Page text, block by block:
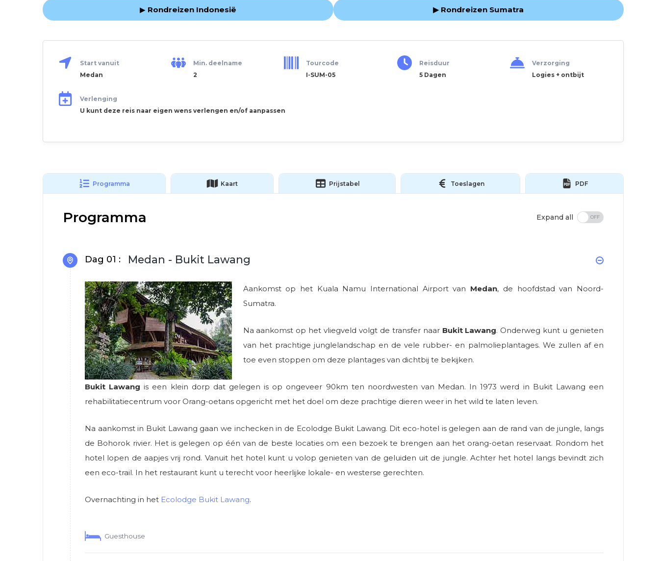
▶ Rondreizen Indonesië ▶ Rondreizen Sumatra
Start vanuit
Medan
Min. deelname
2
Tourcode
I-SUM-05
Reisduur
5 Dagen
Verzorging
Logies + ontbijt
Verlenging
U kunt deze reis naar eigen wens verlengen en/of aanpassen
Programma Kaart Prijstabel Toeslagen PDF
Programma Expand all
Dag 01 : Medan - Bukit Lawang
Aankomst op het Kuala Namu International Airport van Medan, de hoofdstad van Noord-
Sumatra.
Na aankomst op het vliegveld volgt de transfer naar Bukit Lawang. Onderweg kunt u genieten
van het prachtige junglelandschap en de vele rubber- en palmolieplantages. We zullen af en
toe even stoppen om deze plantages van dichtbij te bekijken.
Bukit Lawang is een klein dorp dat gelegen is op ongeveer 90km ten noordwesten van Medan. In 1973 werd in Bukit Lawang een
rehabilitatiecentrum voor Orang-oetans opgericht met het doel om deze prachtige dieren weer in het wild te laten leven.
Na aankomst in Bukit Lawang gaan we inchecken in de Ecolodge Bukit Lawang. Dit eco-hotel is gelegen aan de rand van de jungle, langs
de Bohorok rivier. Het is gelegen op één van de beste locaties om een bezoek te brengen aan het orang-oetan reservaat. Rondom het
hotel lopen de aapjes vrij rond. Vanuit het hotel kunt u volop genieten van de geluiden uit de jungle. Achter het hotel langs bevindt zich
een eco-trail. In het restaurant kunt u terecht voor heerlijke lokale- en westerse gerechten.
Overnachting in het Ecolodge Bukit Lawang.
Guesthouse